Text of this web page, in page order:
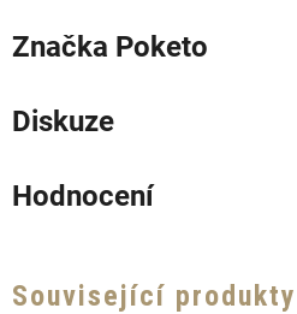
Značka Poketo
Diskuze
Hodnocení
Související produkty